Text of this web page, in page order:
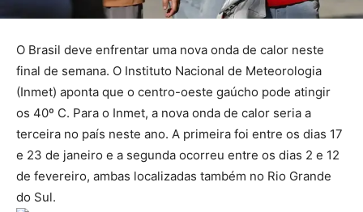
O Brasil deve enfrentar uma nova onda de calor neste
final de semana. O Instituto Nacional de Meteorologia
(Inmet) aponta que o centro-oeste gaúcho pode atingir
os 40º C. Para o Inmet, a nova onda de calor seria a
terceira no país neste ano. A primeira foi entre os dias 17
e 23 de janeiro e a segunda ocorreu entre os dias 2 e 12
de fevereiro, ambas localizadas também no Rio Grande
do Sul.